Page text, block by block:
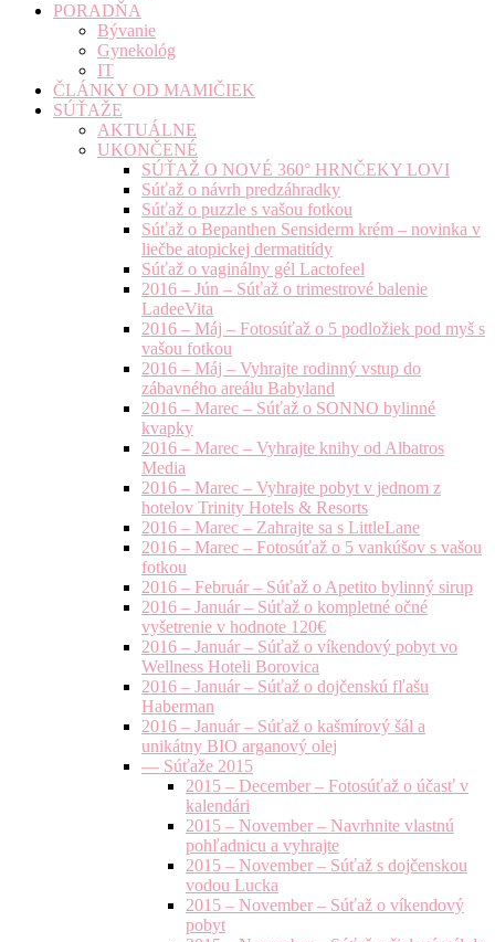
PORADŇA
Bývanie
Gynekológ
IT
ČLÁNKY OD MAMIČIEK
SÚŤAŽE
AKTUÁLNE
UKONČENÉ
SÚŤAŽ O NOVÉ 360° HRNČEKY LOVI
Súťaž o návrh predzáhradky
Súťaž o puzzle s vašou fotkou
Súťaž o Bepanthen Sensiderm krém – novinka v
liečbe atopickej dermatitídy
Súťaž o vaginálny gél Lactofeel
2016 – Jún – Súťaž o trimestrové balenie
LadeeVita
2016 – Máj – Fotosúťaž o 5 podložiek pod myš s
vašou fotkou
2016 – Máj – Vyhrajte rodinný vstup do
zábavného areálu Babyland
2016 – Marec – Súťaž o SONNO bylinné
kvapky
2016 – Marec – Vyhrajte knihy od Albatros
Media
2016 – Marec – Vyhrajte pobyt v jednom z
hotelov Trinity Hotels & Resorts
2016 – Marec – Zahrajte sa s LittleLane
2016 – Marec – Fotosúťaž o 5 vankúšov s vašou
fotkou
2016 – Február – Súťaž o Apetito bylinný sirup
2016 – Január – Súťaž o kompletné očné
vyšetrenie v hodnote 120€
2016 – Január – Súťaž o víkendový pobyt vo
Wellness Hoteli Borovica
2016 – Január – Súťaž o dojčenskú fľašu
Haberman
2016 – Január – Súťaž o kašmírový šál a
unikátny BIO arganový olej
— Súťaže 2015
2015 – December – Fotosúťaž o účasť v
kalendári
2015 – November – Navrhnite vlastnú
pohľadnicu a vyhrajte
2015 – November – Súťaž s dojčenskou
vodou Lucka
2015 – November – Súťaž o víkendový
pobyt